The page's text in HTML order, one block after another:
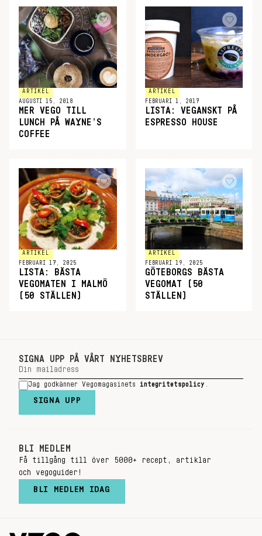
ARTIKEL
AUGUSTI 15, 2018
MER VEGO TILL
LUNCH PÅ WAYNE’S
COFFEE
ARTIKEL
FEBRUARI 1, 2017
LISTA: VEGANSKT PÅ
ESPRESSO HOUSE
ARTIKEL
FEBRUARI 17, 2025
LISTA: BÄSTA
VEGOMATEN I MALMÖ
(50 STÄLLEN)
ARTIKEL
FEBRUARI 19, 2025
GÖTEBORGS BÄSTA
VEGOMAT (50
STÄLLEN)
SIGNA UPP PÅ VÅRT NYHETSBREV
Jag godkänner Vegomagasinets integritetspolicy
SIGNA UPP
BLI MEDLEM
Få tillgång till över 5000+ recept, artiklar
och vegoguider!
BLI MEDLEM IDAG